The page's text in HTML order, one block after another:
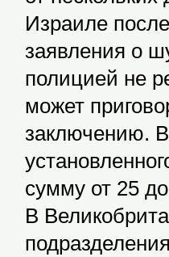
Израиле
заявления о
полицией не
может
заключению.
сумму от 25
В